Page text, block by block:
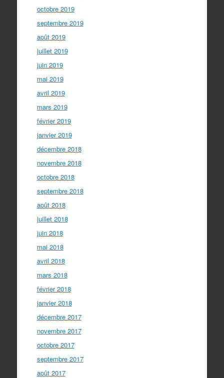
octobre 2019
septembre 2019
août 2019
juillet 2019
juin 2019
mai 2019
avril 2019
mars 2019
février 2019
janvier 2019
décembre 2018
novembre 2018
octobre 2018
septembre 2018
août 2018
juillet 2018
juin 2018
mai 2018
avril 2018
mars 2018
février 2018
janvier 2018
décembre 2017
novembre 2017
octobre 2017
septembre 2017
août 2017